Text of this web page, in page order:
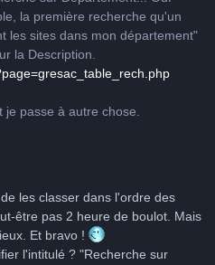
la première recherche qu'un
les sites dans mon département"
la Description.
passe à autre chose.
les classer dans l'ordre des
être pas 2 heure de boulot. Mais
Et bravo !
l'intitulé ? "Recherche sur